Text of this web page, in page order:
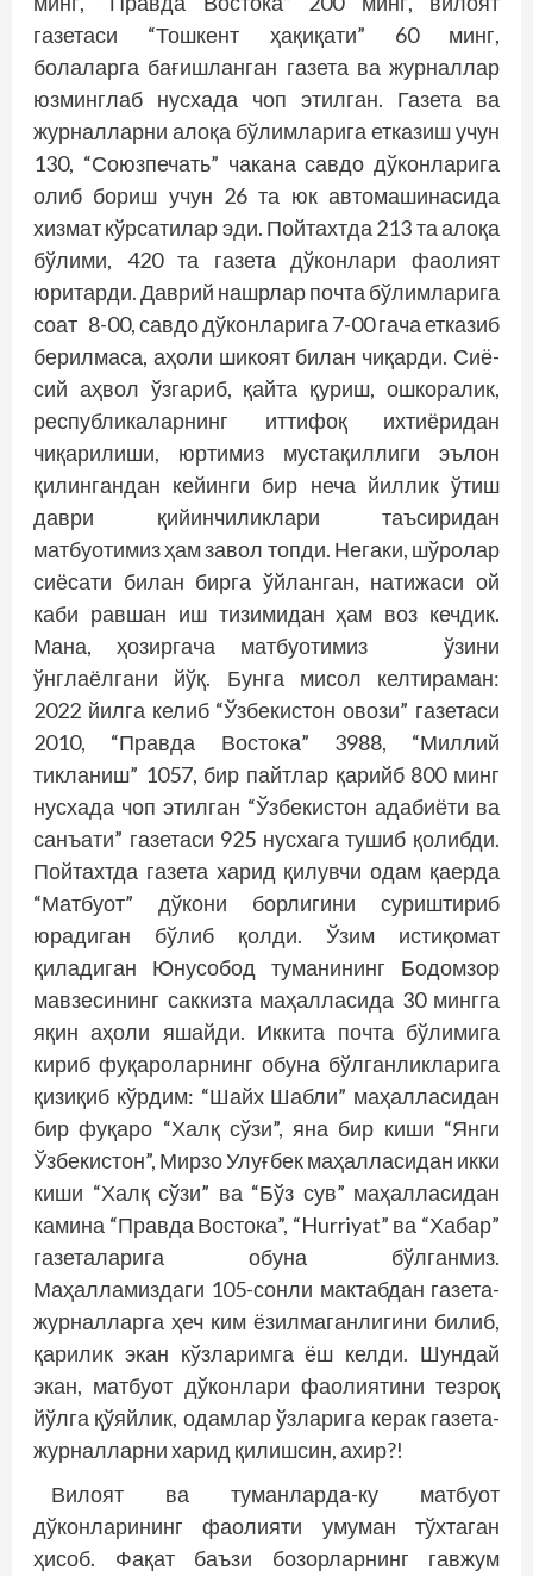
газетаси “Тошкент ҳақиқати” 60 минг,
болаларга бағишланган газета ва журналлар
юзминглаб нусхада чоп этилган. Газета ва
журналларни алоқа бўлимларига етказиш учун
130, “Союзпечать” чакана савдо дўконларига
олиб бориш учун 26 та юк автомашинасида
хизмат кўрсатилар эди. Пойтахт­­да 213 та алоқа
бўлими, 420 та газета дўконлари фаолият
юритарди. Даврий нашрлар почта бўлимларига
соат 8-00, савдо дўконларига 7-00 гача етказиб
берилмаса, аҳоли шикоят билан чиқарди. Сиё­
сий аҳвол ўзгариб, қайта қуриш, ошкоралик,
республикаларнинг иттифоқ ихтиёридан
чиқарилиши, юртимиз мустақиллиги эълон
қилингандан кейинги бир неча йиллик ўтиш
даври қийинчиликлари таъсиридан
матбуотимиз ҳам завол топди. Негаки, шўролар
сиёсати билан бирга ўйланган, натижаси ой
каби равшан иш тизимидан ҳам воз кечдик.
Мана, ҳозиргача матбуотимиз ўзини
ўнглаёлгани йўқ. Бунга мисол келтираман:
2022 йилга келиб “Ўзбекистон овози” газетаси
2010, “Правда Востока” 3988, “Миллий
тикланиш” 1057, бир пайтлар қарийб 800 минг
нусхада чоп этилган “Ўзбекистон адабиёти ва
санъати” газетаси 925 нусхага тушиб қолибди.
Пойтахтда газета харид қилувчи одам қаерда
“Матбуот” дўкони борлигини суриштириб
юрадиган бўлиб қолди. Ўзим истиқомат
қиладиган Юнусобод туманининг Бодомзор
мавзесининг саккизта маҳалласида 30 мингга
яқин аҳоли яшайди. Иккита почта бўлимига
кириб фуқароларнинг обуна бўлганликларига
қизиқиб кўрдим: “Шайх Шабли” маҳалласидан
бир фуқаро “Халқ сўзи”, яна бир киши “Янги
Ўзбекистон”, Мирзо Улуғбек маҳалласидан икки
киши “Халқ сўзи” ва “Бўз сув” маҳалласидан
камина “Правда Востока”, “Hurriyat” ва “Хабар”
газеталарига обуна бўлганмиз.
Маҳалламиздаги 105-сонли мактабдан газета-
журналларга ҳеч ким ёзилмаганлигини билиб,
қарилик экан кўзларимга ёш келди. Шундай
экан, матбуот дўконлари фаолиятини тезроқ
йўлга қўяйлик, одамлар ўзларига керак газета-
журналларни харид қилишсин, ахир?!
Вилоят ва туманларда-ку матбуот
дўконларининг фаолияти умуман тўхтаган
ҳисоб. Фақат баъзи бозорларнинг гавжум